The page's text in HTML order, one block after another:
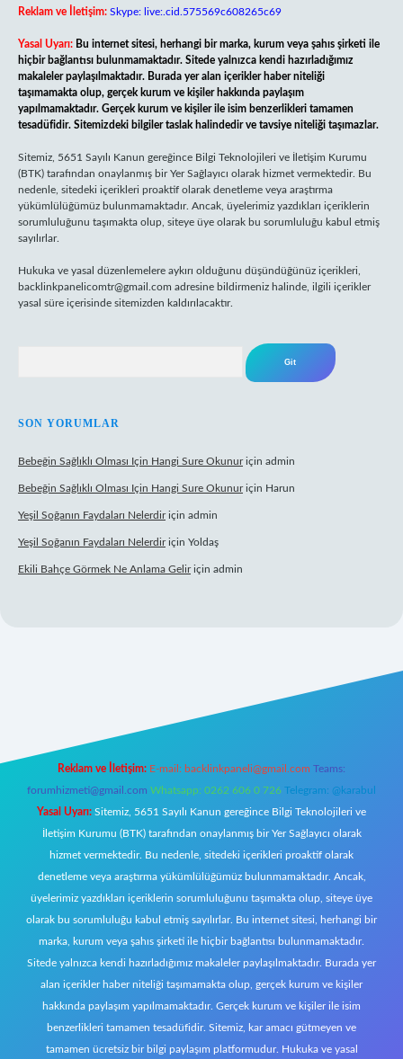
Reklam ve İletişim: Skype: live:.cid.575569c608265c69
Yasal Uyarı: Bu internet sitesi, herhangi bir marka, kurum veya şahıs şirketi ile
hiçbir bağlantısı bulunmamaktadır. Sitede yalnızca kendi hazırladığımız
makaleler paylaşılmaktadır. Burada yer alan içerikler haber niteliği
taşımamakta olup, gerçek kurum ve kişiler hakkında paylaşım
yapılmamaktadır. Gerçek kurum ve kişiler ile isim benzerlikleri tamamen
tesadüfidir. Sitemizdeki bilgiler taslak halindedir ve tavsiye niteliği taşımazlar.
Sitemiz, 5651 Sayılı Kanun gereğince Bilgi Teknolojileri ve İletişim Kurumu
(BTK) tarafından onaylanmış bir Yer Sağlayıcı olarak hizmet vermektedir. Bu
nedenle, sitedeki içerikleri proaktif olarak denetleme veya araştırma
yükümlülüğümüz bulunmamaktadır. Ancak, üyelerimiz yazdıkları içeriklerin
sorumluluğunu taşımakta olup, siteye üye olarak bu sorumluluğu kabul etmiş
sayılırlar.
Hukuka ve yasal düzenlemelere aykırı olduğunu düşündüğünüz içerikleri,
backlinkpanelicomtr@gmail.com adresine bildirmeniz halinde, ilgili içerikler
yasal süre içerisinde sitemizden kaldırılacaktır.
SON YORUMLAR
Bebeğin Sağlıklı Olması Için Hangi Sure Okunuriçin admin
Bebeğin Sağlıklı Olması Için Hangi Sure Okunuriçin Harun
Yeşil Soğanın Faydaları Nelerdiriçin admin
Yeşil Soğanın Faydaları Nelerdiriçin Yoldaş
Ekili Bahçe Görmek Ne Anlama Geliriçin admin
Reklam ve İletişim: E-mail: backlinkpaneli@gmail.com Teams:
forumhizmeti@gmail.com Whatsapp: 0262 606 0 726 Telegram: @karabul
Yasal Uyarı: Sitemiz, 5651 Sayılı Kanun gereğince Bilgi Teknolojileri ve
İletişim Kurumu (BTK) tarafından onaylanmış bir Yer Sağlayıcı olarak
hizmet vermektedir. Bu nedenle, sitedeki içerikleri proaktif olarak
denetleme veya araştırma yükümlülüğümüz bulunmamaktadır. Ancak,
üyelerimiz yazdıkları içeriklerin sorumluluğunu taşımakta olup, siteye üye
olarak bu sorumluluğu kabul etmiş sayılırlar. Bu internet sitesi, herhangi bir
marka, kurum veya şahıs şirketi ile hiçbir bağlantısı bulunmamaktadır.
Sitede yalnızca kendi hazırladığımız makaleler paylaşılmaktadır. Burada yer
alan içerikler haber niteliği taşımamakta olup, gerçek kurum ve kişiler
hakkında paylaşım yapılmamaktadır. Gerçek kurum ve kişiler ile isim
benzerlikleri tamamen tesadüfidir. Sitemiz, kar amacı gütmeyen ve
tamamen ücretsiz bir bilgi paylaşım platformudur. Hukuka ve yasal